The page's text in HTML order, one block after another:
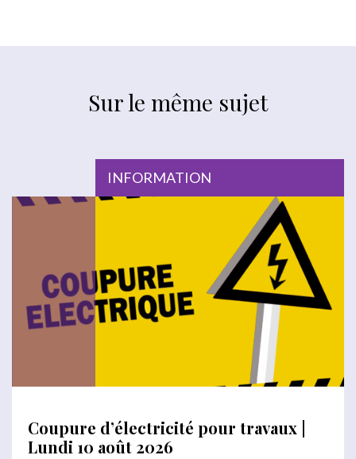
Sur le même sujet
INFORMATION
Coupure d’électricité pour travaux |
Lundi 10 août 2026